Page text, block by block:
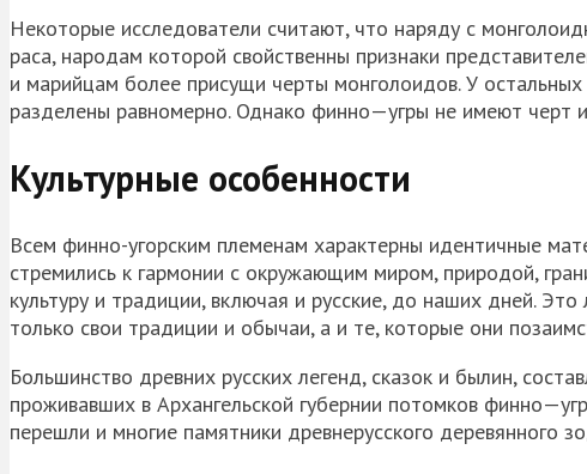
Некоторые исследователи считают, что наряду с
раса, народам которой свойственны признаки
и марийцам более присущи черты монголоидов. У
разделены равномерно. Однако финно—угры не имеют черт
Культурные особенности
Всем финно-угорским племенам характерны идентичные
стремились к гармонии с окружающим миром, природой,
культуру и традиции, включая и русские, до наших дней. Это
только свои традиции и обычаи, а и те, которые они
Большинство древних русских легенд, сказок и былин,
проживавших в Архангельской губернии потомков финно—
перешли и многие памятники древнерусского деревянного